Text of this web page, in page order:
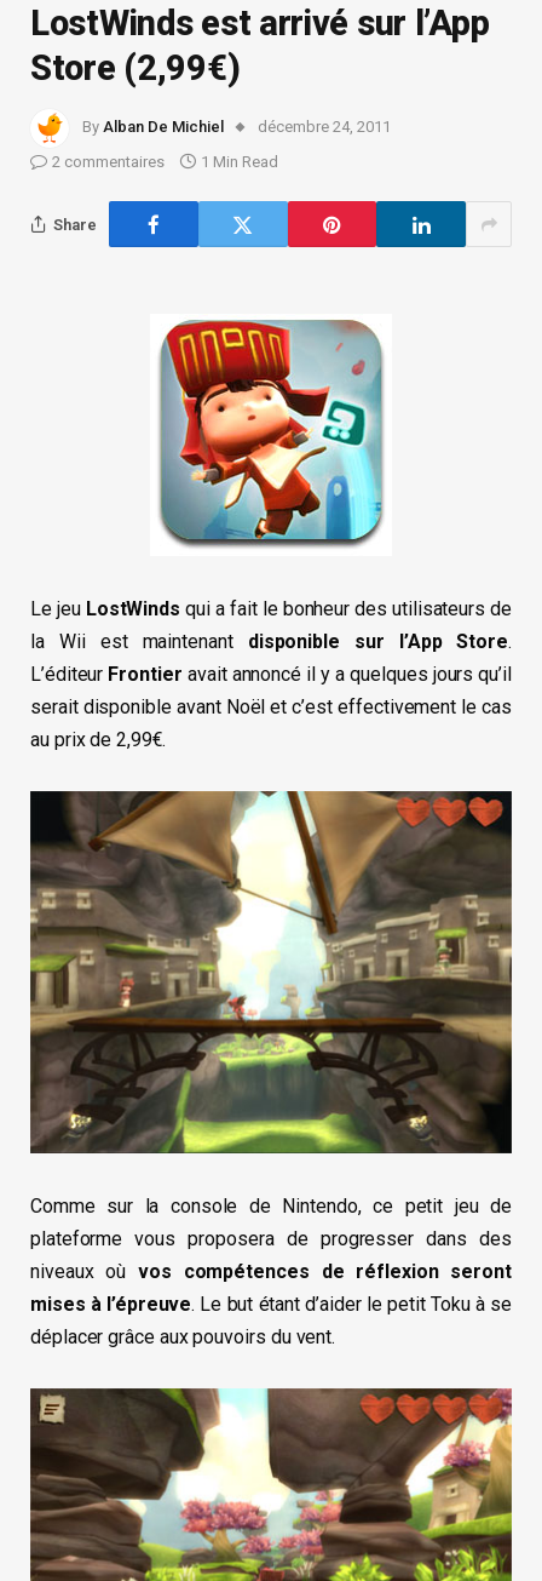
LostWinds est arrivé sur l’App
Store (2,99€)
By Alban De Michiel
décembre 24, 2011
2 commentaires
1 Min Read
Share
Le jeu LostWinds qui a fait le bonheur des utilisateurs de
la Wii est maintenant disponible sur l’App Store.
L’éditeur Frontier avait annoncé il y a quelques jours qu’il
serait disponible avant Noël et c’est effectivement le cas
au prix de 2,99€.
Comme sur la console de Nintendo, ce petit jeu de
plateforme vous proposera de progresser dans des
niveaux oùvos compétences de réflexion seront
mises à l’épreuve. Le but étant d’aider le petit Toku à se
déplacer grâce aux pouvoirs du vent.